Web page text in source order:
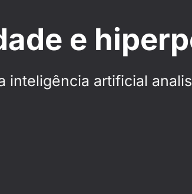
e
inteligência artificial